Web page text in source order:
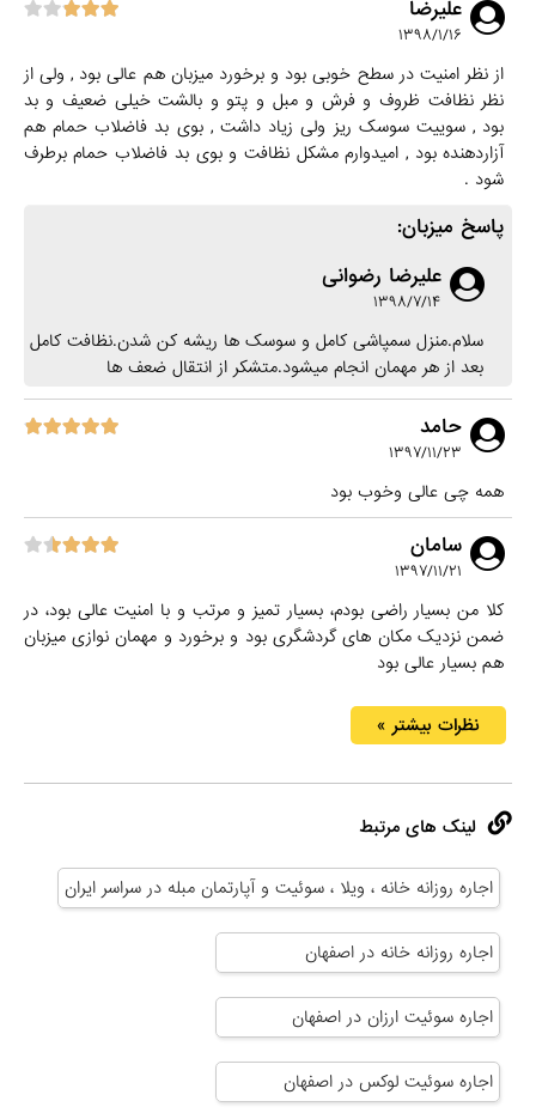
علیرضا
۱۳۹۸/۱/۱۶
از نظر امنیت در سطح خوبی بود و برخورد میزبان هم عالی بود , ولی از
نظر نظافت ظروف و فرش و مبل و پتو و بالشت خیلی ضعیف و بد
بود , سوییت سوسک ریز ولی زیاد داشت , بوی بد فاضلاب حمام هم
آزاردهنده بود , امیدوارم مشکل نظافت و بوی بد فاضلاب حمام برطرف
شود .
پاسخ میزبان:
علیرضا رضوانی
۱۳۹۸/۷/۱۴
سلام.منزل سمپاشی کامل و سوسک ها ریشه کن شدن.نظافت کامل
بعد از هر مهمان انجام میشود.متشکر از انتقال ضعف ها
حامد
۱۳۹۷/۱۱/۲۳
همه چی عالی وخوب بود
سامان
۱۳۹۷/۱۱/۲۱
کلا من بسیار راضی بودم، بسیار تمیز و مرتب و با امنیت عالی بود، در
ضمن نزدیک مکان های گردشگری بود و برخورد و مهمان نوازی میزبان
هم بسیار عالی بود
نظرات بیشتر »
لینک های مرتبط
اجاره روزانه خانه ، ویلا ، سوئیت و آپارتمان مبله در سراسر ایران
اجاره روزانه خانه در اصفهان
اجاره سوئیت ارزان در اصفهان
اجاره سوئیت لوکس در اصفهان